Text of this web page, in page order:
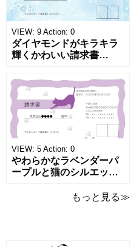
VIEW: 9 Action: 0
ダイヤモンドがキラキラ
輝くかわいい請求書
感あふれるライトブルー
背景に、ジュエルモチー
フを散りばめた煌びやか
な請求書素材です。清潔
感と高級感が同居するデ
ザインは、クライアント
に信頼感と華やかな印象
を同時に届けます
VIEW: 5 Action: 0
やわらかなラベンダーパ
ープルと猫のシルエット
おしゃれな請求書フォー
もっと見る≫